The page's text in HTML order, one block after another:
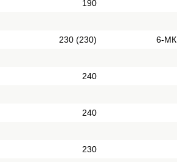
190
230 (230) 6-
240
240
230